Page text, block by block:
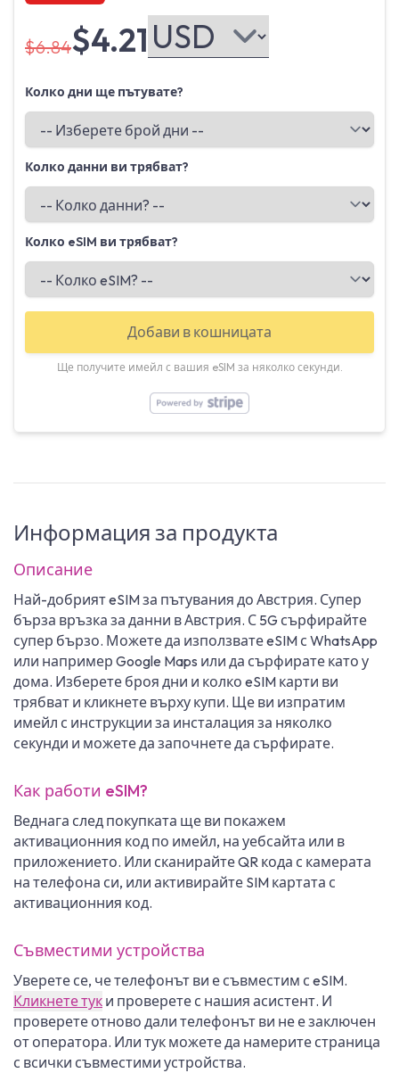
$6.84$4.21
Колко дни ще пътувате?
Колко данни ви трябват?
Колко eSIM ви трябват?
Добави в кошницата
Ще получите имейл с вашия eSIM за няколко секунди.
Информация за продукта
Описание
Най-добрият eSIM за пътувания до Австрия. Супер
бърза връзка за данни в Австрия. С 5G сърфирайте
супер бързо. Можете да използвате eSIM с WhatsApp
или например Google Maps или да сърфирате като у
дома. Изберете броя дни и колко eSIM карти ви
трябват и кликнете върху купи. Ще ви изпратим
имейл с инструкции за инсталация за няколко
секунди и можете да започнете да сърфирате.
Как работи eSIM?
Веднага след покупката ще ви покажем
активационния код по имейл, на уебсайта или в
приложението. Или сканирайте QR кода с камерата
на телефона си, или активирайте SIM картата с
активационния код.
Съвместими устройства
Уверете се, че телефонът ви е съвместим с eSIM.
Кликнете тук и проверете с нашия асистент. И
проверете отново дали телефонът ви не е заключен
от оператора. Или тук можете да намерите страница
с всички съвместими устройства.